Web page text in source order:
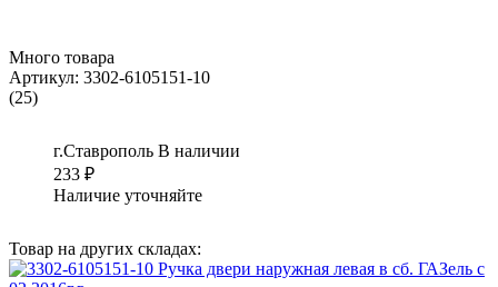
Много товара
Артикул: 3302-6105151-10
(25)
г.Ставрополь В наличии
233 ₽
Наличие уточняйте
Товар на других складах: